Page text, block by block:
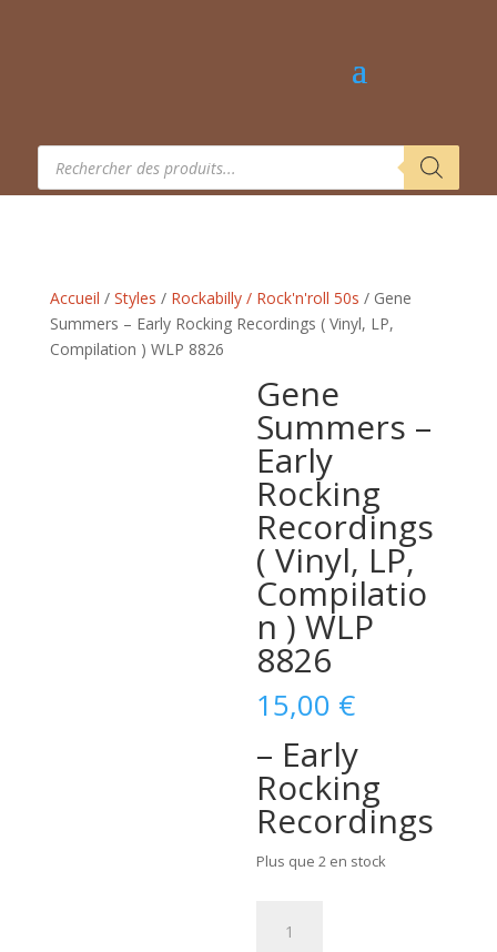
Recherche
produits
Accueil / Styles / Rockabilly / Rock'n'roll 50s / Gene
Summers – Early Rocking Recordings ( Vinyl, LP,
Compilation ) WLP 8826
Gene
Summers –
Early
Rocking
Recordings
( Vinyl, LP,
Compilatio
n ) WLP
8826
15,00 €
– Early
Rocking
Recordings
Plus que 2 en stock